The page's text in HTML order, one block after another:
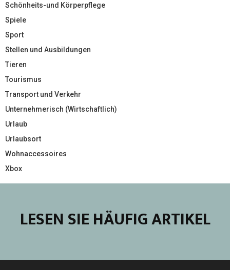
Schönheits-und Körperpflege
Spiele
Sport
Stellen und Ausbildungen
Tieren
Tourismus
Transport und Verkehr
Unternehmerisch (Wirtschaftlich)
Urlaub
Urlaubsort
Wohnaccessoires
Xbox
LESEN SIE HÄUFIG ARTIKEL